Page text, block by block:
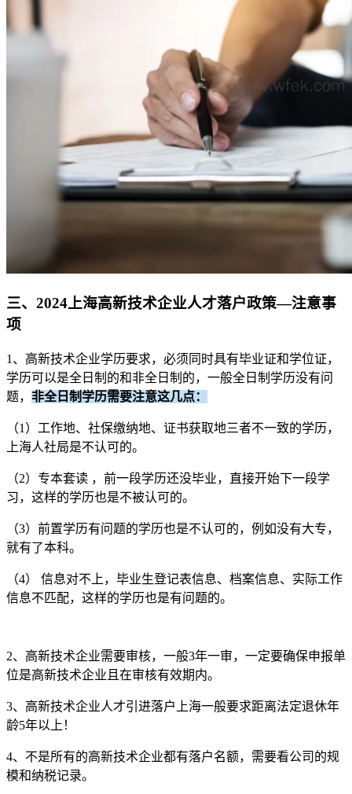
三、2024上海高新技术企业人才落户政策—注意事
项
1、高新技术企业学历要求，必须同时具有毕业证和学位证，
学历可以是全日制的和非全日制的，一般全日制学历没有问
题， 非全日制学历需要注意这几点：
（1）工作地、社保缴纳地、证书获取地三者不一致的学历，
上海人社局是不认可的。
（2）专本套读 ，前一段学历还没毕业，直接开始下一段学
习，这样的学历也是不被认可的。
（3）前置学历有问题的学历也是不认可的，例如没有大专，
就有了本科。
（4） 信息对不上，毕业生登记表信息、档案信息、实际工作
信息不匹配，这样的学历也是有问题的。
2、高新技术企业需要审核，一般3年一审，一定要确保申报单
位是高新技术企业且在审核有效期内。
3、高新技术企业人才引进落户上海一般要求距离法定退休年
龄5年以上！
4、不是所有的高新技术企业都有落户名额，需要看公司的规
模和纳税记录。